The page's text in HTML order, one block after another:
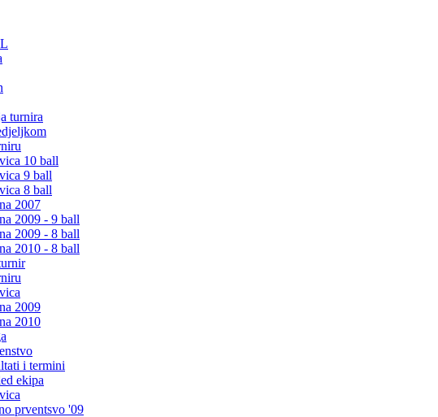
turnira
10 ball
9 ball
8 ball
2007
2009 - 9 ball
2009 - 8 ball
2010 - 8 ball
2009
2010
i termini
ekipa
prventsvo '09